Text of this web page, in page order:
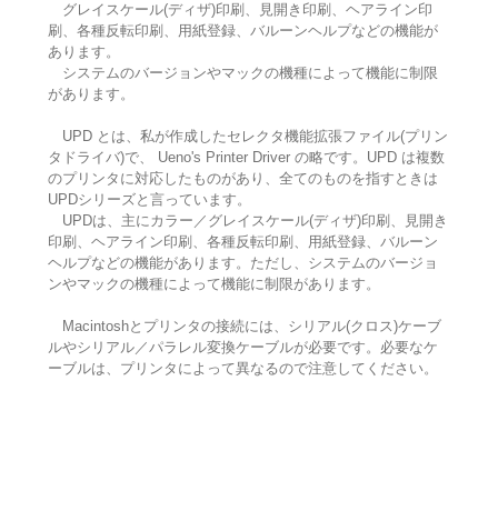
グレイスケール(ディザ)印刷、見開き印刷、ヘアライン印
刷、各種反転印刷、用紙登録、バルーンヘルプなどの機能が
あります。
システムのバージョンやマックの機種によって機能に制限
があります。
UPD とは、私が作成したセレクタ機能拡張ファイル(プリン
タドライバ)で、 Ueno's Printer Driver の略です。UPD は複数
のプリンタに対応したものがあり、全てのものを指すときは
UPDシリーズと言っています。
UPDは、主にカラー／グレイスケール(ディザ)印刷、見開き
印刷、ヘアライン印刷、各種反転印刷、用紙登録、バルーン
ヘルプなどの機能があります。ただし、システムのバージョ
ンやマックの機種によって機能に制限があります。
Macintoshとプリンタの接続には、シリアル(クロス)ケーブ
ルやシリアル／パラレル変換ケーブルが必要です。必要なケ
ーブルは、プリンタによって異なるので注意してください。